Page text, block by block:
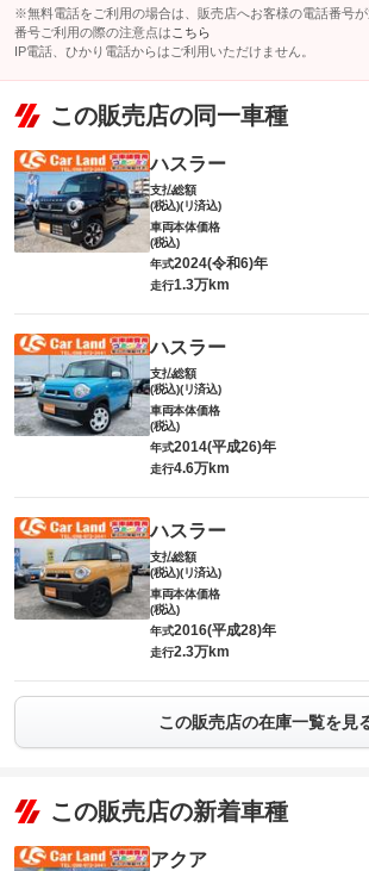
※無料電話をご利用の場合は、販売店へお客様の電話番号
番号ご利用の際の注意点は こちら
IP電話、ひかり電話からはご利用いただけません。
この販売店の同一車種
ハスラー
支払総額
(税込)(リ済込)
車両本体価格
(税込)
年式2024(令和6)年
走行1.3万km
ハスラー
支払総額
(税込)(リ済込)
車両本体価格
(税込)
年式2014(平成26)年
走行4.6万km
ハスラー
支払総額
(税込)(リ済込)
車両本体価格
(税込)
年式2016(平成28)年
走行2.3万km
この販売店の在庫一覧を見
この販売店の新着車種
アクア